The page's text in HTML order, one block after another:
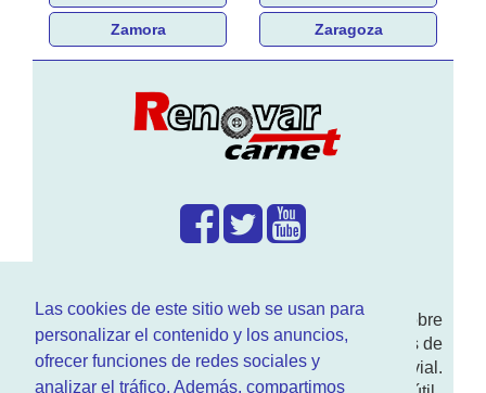
Las cookies de este sitio web se usan para
personalizar el contenido y los anuncios,
ofrecer funciones de redes sociales y
analizar el tráfico. Además, compartimos
Zamora Zaragoza
Enwww.RenovarCarnet.comTe contamos sobre
larenovación del permisode conducir, noticias de
actualidad motor y sobre todo seguridad vial.